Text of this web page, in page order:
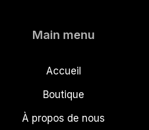
Main menu
Accueil
Boutique
À propos de nous